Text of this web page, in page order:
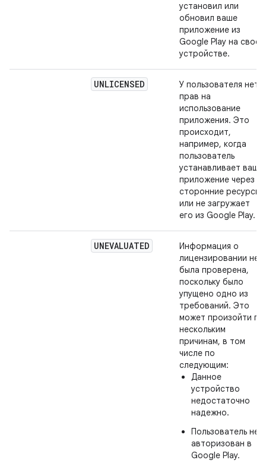
установил или
обновил ваше
приложение из
Google Play на своем
устройстве.
UNLICENSED
У пользователя нет
прав на
использование
приложения. Это
происходит,
например, когда
пользователь
устанавливает ваше
приложение через
сторонние ресурсы
или не загружает
его из Google Play.
UNEVALUATED
Информация о
лицензировании не
была проверена,
поскольку было
упущено одно из
требований. Это
может произойти по
нескольким
причинам, в том
числе по
следующим:
Данное
устройство
недостаточно
надежно.
Пользователь не
авторизован в
Google Play.